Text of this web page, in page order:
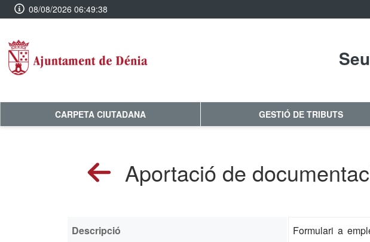
08/08/2026 06:49:38
CARPETA CIUTADANA GESTIÓ DE TRIBUTS
Aportació de
Descripció
Formulari a